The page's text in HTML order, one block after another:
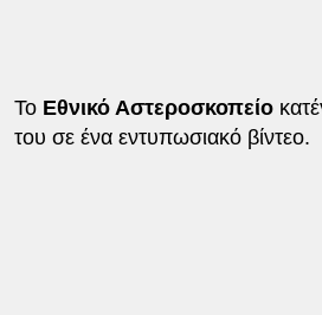
Το Εθνικό Αστεροσκοπείο
του σε ένα εντυπωσιακό βίντεο.